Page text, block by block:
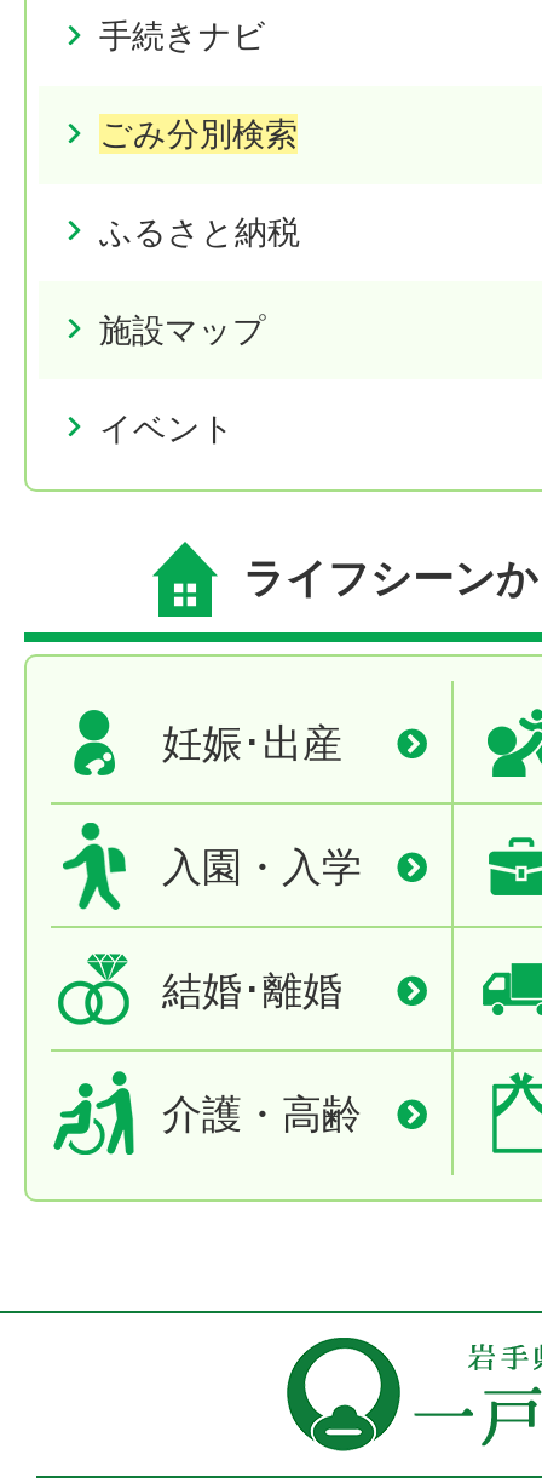
手続きナビ
ごみ分別検索
ふるさと納税
施設マップ
イベント
ライフシーン
妊娠･出産
入園・入学
結婚･離婚
介護・高齢